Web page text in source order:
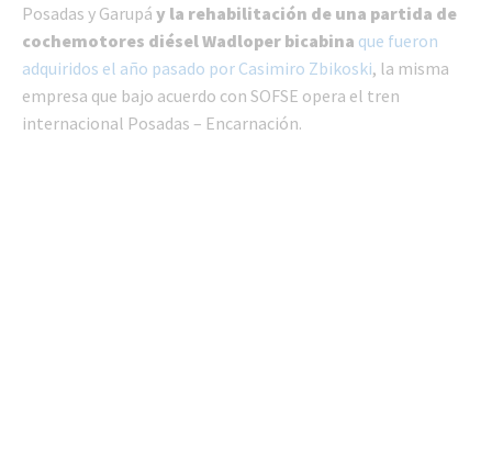
Posadas y Garupá y la rehabilitación de una partida de
cochemotores diésel Wadloper bicabina que fueron
adquiridos el año pasado por Casimiro Zbikoski, la misma
empresa que bajo acuerdo con SOFSE opera el tren
internacional Posadas – Encarnación.